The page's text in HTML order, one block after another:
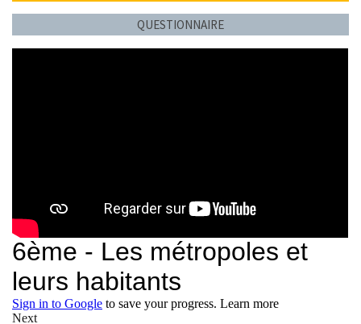
QUESTIONNAIRE